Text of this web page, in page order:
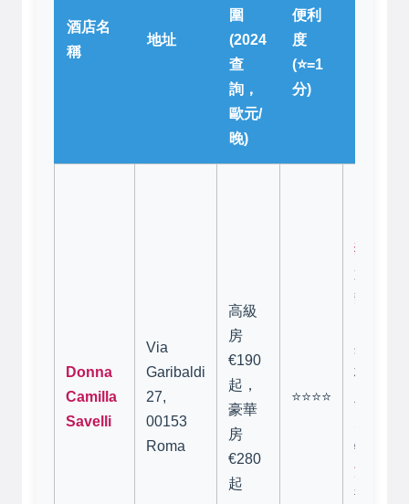
酒店名
稱
地址
圍
(2024
查
詢，
歐元/
晚)
便利
度
(⭐=1
分)
Donna
Camilla
Savelli
Via
Garibaldi
27,
00153
Roma
高級
房
€190
起，
豪華
房
€280
起
⭐⭐⭐⭐
獨特修
置在
靜的上
身是17
格修道
特色，
注意：
部分房